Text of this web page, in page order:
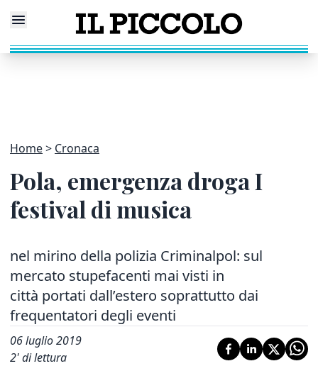
Home Cronaca
Pola, emergenza droga I
festival di musica
nel mirino della polizia Criminalpol: sul
mercato stupefacenti mai visti in
città portati dall’estero soprattutto dai
frequentatori degli eventi
06 luglio 2019
2' di lettura